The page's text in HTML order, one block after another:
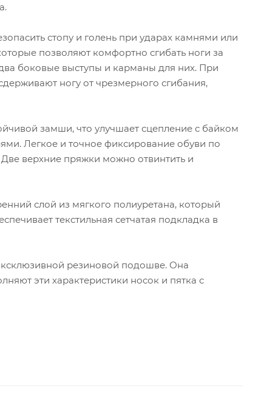
стопу и голень при ударах камнями или
позволяют комфортно сгибать ноги за
боковые выступы и карманы для них. При
ногу от чрезмерного сгибания,
замши, что улучшает сцепление с байком
Легкое и точное фиксирование обуви по
верхние пряжки можно отвинтить и
слой из мягкого полиуретана, который
текстильная сетчатая подкладка в
резиновой подошве. Она
эти характеристики носок и пятка с